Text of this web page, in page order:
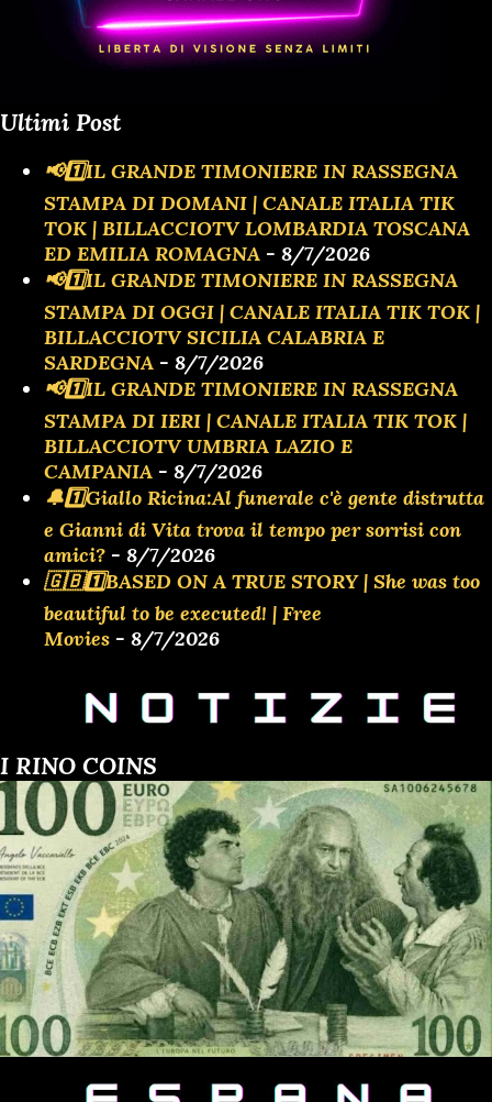
Ultimi Post
📢1️⃣IL GRANDE TIMONIERE IN RASSEGNA
STAMPA DI DOMANI | CANALE ITALIA TIK
TOK | BILLACCIOTV LOMBARDIA TOSCANA
ED EMILIA ROMAGNA - 8/7/2026
📢1️⃣IL GRANDE TIMONIERE IN RASSEGNA
STAMPA DI OGGI | CANALE ITALIA TIK TOK |
BILLACCIOTV SICILIA CALABRIA E
SARDEGNA - 8/7/2026
📢1️⃣IL GRANDE TIMONIERE IN RASSEGNA
STAMPA DI IERI | CANALE ITALIA TIK TOK |
BILLACCIOTV UMBRIA LAZIO E
CAMPANIA - 8/7/2026
🔔1️⃣Giallo Ricina:Al funerale c'è gente distrutta
e Gianni di Vita trova il tempo per sorrisi con
amici? - 8/7/2026
🇬🇧1️⃣BASED ON A TRUE STORY | She was too
beautiful to be executed! | Free
Movies - 8/7/2026
I RINO COINS